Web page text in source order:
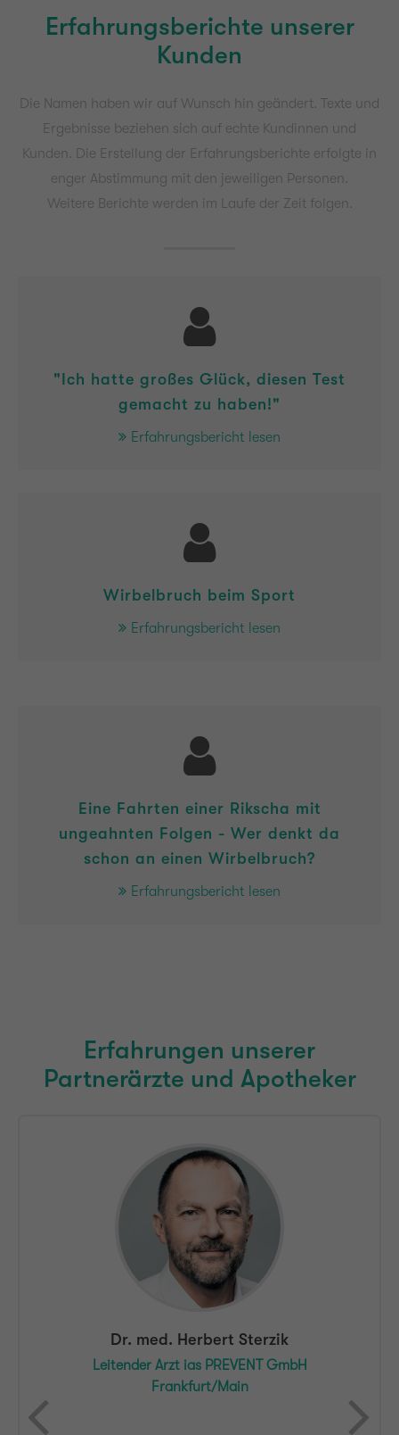
Erfahrungsberichte unserer
Kunden
Die Namen haben wir auf Wunsch hin geändert. Texte und
Ergebnisse beziehen sich auf echte Kundinnen und
Kunden. Die Erstellung der Erfahrungsberichte erfolgte in
enger Abstimmung mit den jeweiligen Personen.
Weitere Berichte werden im Laufe der Zeit folgen.
"Ich hatte großes Glück, diesen Test
gemacht zu haben!"
Erfahrungsbericht lesen
Wirbelbruch beim Sport
Erfahrungsbericht lesen
Eine Fahrten einer Rikscha mit
ungeahnten Folgen - Wer denkt da
schon an einen Wirbelbruch?
Erfahrungsbericht lesen
Erfahrungen unserer
Partnerärzte und Apotheker
Dr. med. Herbert Sterzik
Leitender Arzt ias PREVENT GmbH
Frankfurt/Main